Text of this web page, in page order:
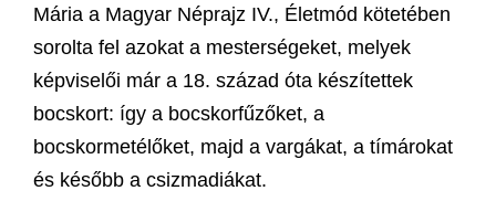
Mária a Magyar Néprajz IV., Életmód kötetében
sorolta fel azokat a mesterségeket, melyek
képviselői már a 18. század óta készítettek
bocskort: így a bocskorfűzőket, a
bocskormetélőket, majd a vargákat, a tímárokat
és később a csizmadiákat.